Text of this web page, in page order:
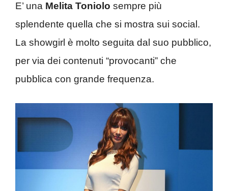
E’ una Melita Toniolo sempre più
splendente quella che si mostra sui social.
La showgirl è molto seguita dal suo pubblico,
per via dei contenuti “provocanti” che
pubblica con grande frequenza.